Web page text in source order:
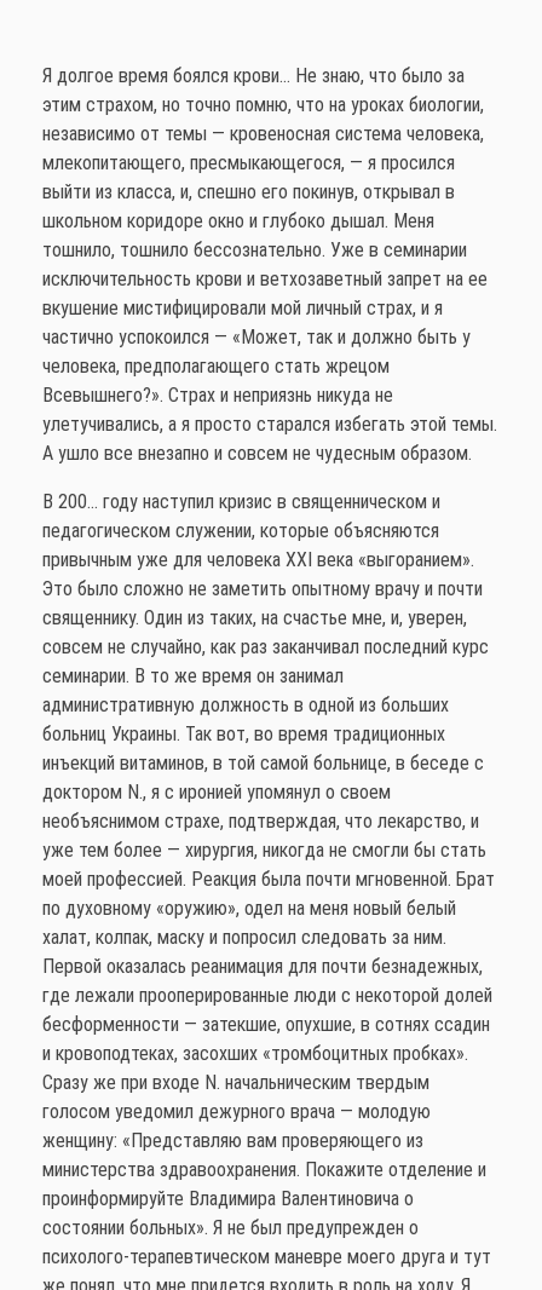
Я долгое время боялся крови… Не знаю, что было за
этим страхом, но точно помню, что на уроках биологии,
независимо от темы — кровеносная система человека,
млекопитающего, пресмыкающегося, — я просился
выйти из класса, и, спешно его покинув, открывал в
школьном коридоре окно и глубоко дышал. Меня
тошнило, тошнило бессознательно. Уже в семинарии
исключительность крови и ветхозаветный запрет на ее
вкушение мистифицировали мой личный страх, и я
частично успокоился — «Может, так и должно быть у
человека, предполагающего стать жрецом
Всевышнего?». Страх и неприязнь никуда не
улетучивались, а я просто старался избегать этой темы.
А ушло все внезапно и совсем не чудесным образом.
В 200… году наступил кризис в священническом и
педагогическом служении, которые объясняются
привычным уже для человека XXI века «выгоранием».
Это было сложно не заметить опытному врачу и почти
священнику. Один из таких, на счастье мне, и, уверен,
совсем не случайно, как раз заканчивал последний курс
семинарии. В то же время он занимал
административную должность в одной из больших
больниц Украины. Так вот, во время традиционных
инъекций витаминов, в той самой больнице, в беседе с
доктором N., я с иронией упомянул о своем
необъяснимом страхе, подтверждая, что лекарство, и
уже тем более — хирургия, никогда не смогли бы стать
моей профессией. Реакция была почти мгновенной. Брат
по духовному «оружию», одел на меня новый белый
халат, колпак, маску и попросил следовать за ним.
Первой оказалась реанимация для почти безнадежных,
где лежали прооперированные люди с некоторой долей
бесформенности — затекшие, опухшие, в сотнях ссадин
и кровоподтеках, засохших «тромбоцитных пробках».
Сразу же при входе N. начальническим твердым
голосом уведомил дежурного врача — молодую
женщину: «Представляю вам проверяющего из
министерства здравоохранения. Покажите отделение и
проинформируйте Владимира Валентиновича о
состоянии больных». Я не был предупрежден о
психолого-терапевтическом маневре моего друга и тут